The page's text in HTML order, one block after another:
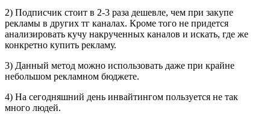
2) Подписчик стоит в 2-3 раза дешевле, чем при закупе
рекламы в других тг каналах. Кроме того не придется
анализировать кучу накрученных каналов и искать, где же
конкретно купить рекламу.
3) Данный метод можно использовать даже при крайне
небольшом рекламном бюджете.
4) На сегодняшний день инвайтингом пользуется не так
много людей.